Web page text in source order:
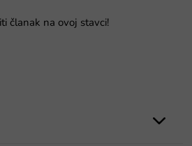
članak na ovoj stavci!